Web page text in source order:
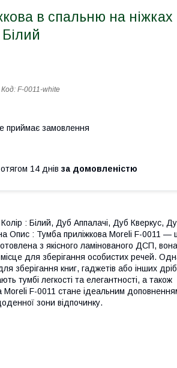
в спальню на ніжках
Код: F-0011-white
приймає замовлення
14 днів за домовленістю
: Білий, Дуб Аппалачі, Дуб Кверкус,
Опис : Тумба приліжкова Moreli F-0011 —
з якісного ламінованого ДСП, вона
для зберігання особистих речей.
зберігання книг, гаджетів або інших
тумбі легкості та елегантності, а також
F-0011 стане ідеальним
зони відпочинку.